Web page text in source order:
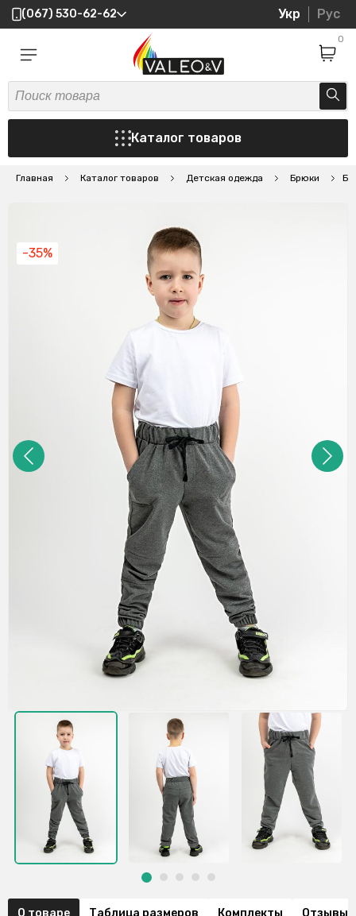
(067) 530-62-62 Укр Рус
0
Каталог товаров
Главная Каталог товаров Детская одежда Брюки
-35%
О товаре Таблица размеров Комплекты Отзывы